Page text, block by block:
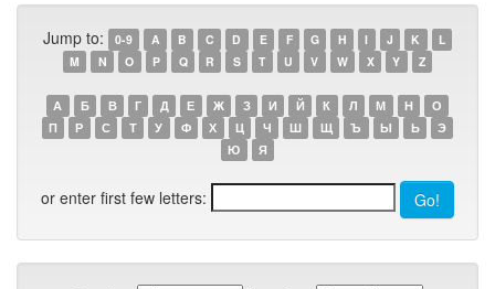
Jump to: 0-9 A B C D E F G H I J K
L
M
N O P Q R S T U V W X Y Z
А Б В Г Д Е Ж З И Й К Л М Н
О
П
Р С Т У Ф Х Ц Ч Ш Щ Ъ Ы Ь
Э
Ю
Я
or enter first few letters: